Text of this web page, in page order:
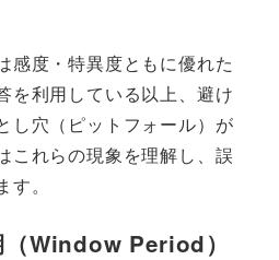
感度・特異度ともに優れた
を利用している以上、避け
し穴（ピットフォール）が
これらの現象を理解し、誤
。
Window Period）